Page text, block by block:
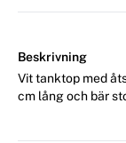
Beskrivning
Vit tanktop med
cm lång och bär